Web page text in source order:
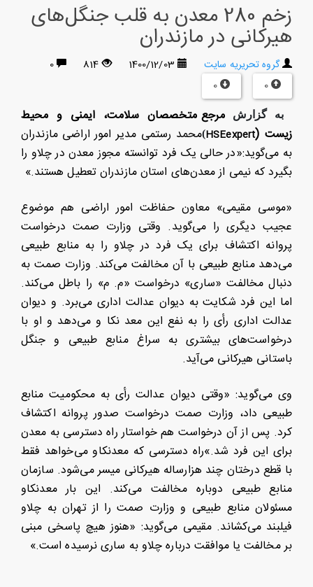
زخم 280 معدن به قلب جنگل‌های
هیرکانی در مازندران
گروه تحریریه سایت 1400/12/03
814
0
0
0
به گزارش مرجع متخصصان سلامت، ایمنی و محیط
زیست (
HSEexpert
)محمد رستمی مدیر امور اراضی مازندران
به می‌گوید:«در حالی یک فرد توانسته مجوز معدن در چلاو را
بگیرد که نیمی از معدن‌های استان مازندران تعطیل هستند.»
«موسی مقیمی» معاون حفاظت امور اراضی هم موضوع
عجیب دیگری را می‌گوید. وقتی وزارت صمت درخواست
پروانه اکتشاف برای یک فرد در چلاو را به منابع طبیعی
می‌دهد منابع طبیعی با آن مخالفت می‌کند. وزارت صمت به
دنبال مخالفت «ساری» درخواست «م. م» را باطل می‌کند.
اما این فرد شکایت به دیوان عدالت اداری می‌برد. و دیوان
عدالت اداری رأی را به نفع این معد نکا و می‌دهد و او با
درخواست‌های بیشتری به سراغ منابع طبیعی و جنگل
باستانی هیرکانی می‌آید.
وی می‌گوید: «وقتی دیوان عدالت رأی به محکومیت منابع
طبیعی داد، وزارت صمت درخواست صدور پروانه اکتشاف
کرد. پس از آن درخواست هم خواستار راه دسترسی به معدن
برای این فرد شد.»راه دسترسی که معدنکاو می‌خواهد فقط
با قطع درختان چند هزارساله هیرکانی میسر می‌شود. سازمان
منابع طبیعی دوباره مخالفت می‌کند. این بار معدنکاو
مسئولان منابع طبیعی و وزارت صمت را از تهران به چلاو
فیلبند می‌کشاند. مقیمی می‌گوید: «هنوز هیچ پاسخی مبنی
بر مخالفت یا موافقت درباره چلاو به ساری نرسیده است.»